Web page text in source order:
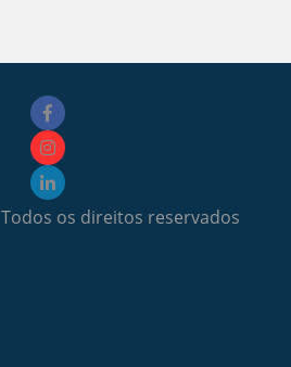
Todos os direitos reservados